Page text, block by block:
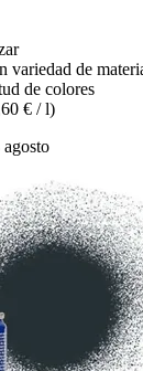
variedad de
de colores
€ / l)
agosto